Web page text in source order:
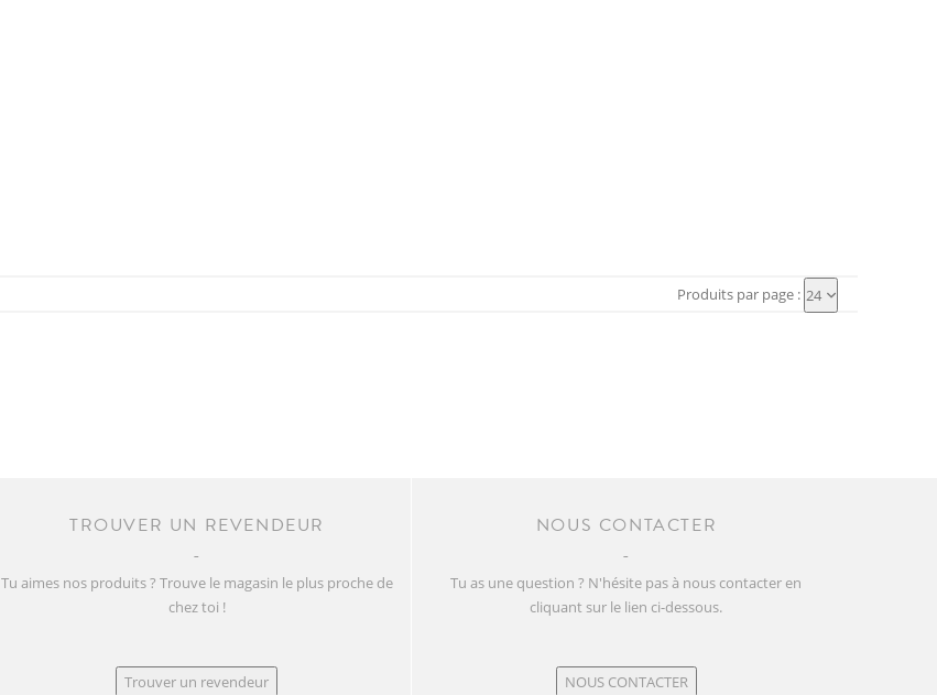
Produits par page : 24
TROUVER UN REVENDEUR
Tu aimes nos produits ? Trouve le magasin le plus proche de
chez toi !
Trouver un revendeur
NOUS CONTACTER
Tu as une question ? N'hésite pas à nous contacter en
cliquant sur le lien ci-dessous.
NOUS CONTACTER